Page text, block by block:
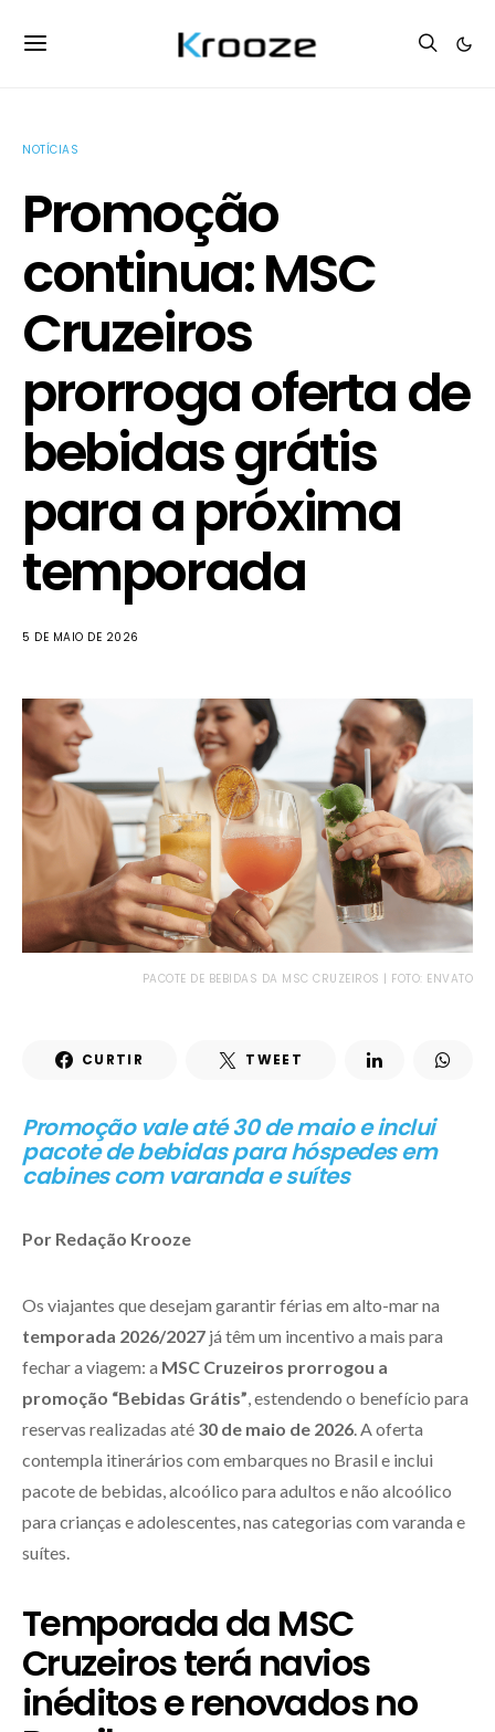
NOTÍCIAS
Promoção
continua: MSC
Cruzeiros
prorroga oferta de
bebidas grátis
para a próxima
temporada
5 DE MAIO DE 2026
PACOTE DE BEBIDAS DA MSC CRUZEIROS | FOTO: ENVATO
CURTIR TWEET
Promoção vale até 30 de maio e inclui
pacote de bebidas para hóspedes em
cabines com varanda e suítes
Por Redação Krooze
Os viajantes que desejam garantir férias em alto-mar na
temporada 2026/2027 já têm um incentivo a mais para
fechar a viagem: a MSC Cruzeiros prorrogou a
promoção “Bebidas Grátis” , estendendo o benefício para
reservas realizadas até 30 de maio de 2026 . A oferta
contempla itinerários com embarques no Brasil e inclui
pacote de bebidas, alcoólico para adultos e não alcoólico
para crianças e adolescentes, nas categorias com varanda e
suítes.
Temporada da MSC
Cruzeiros terá navios
inéditos e renovados no